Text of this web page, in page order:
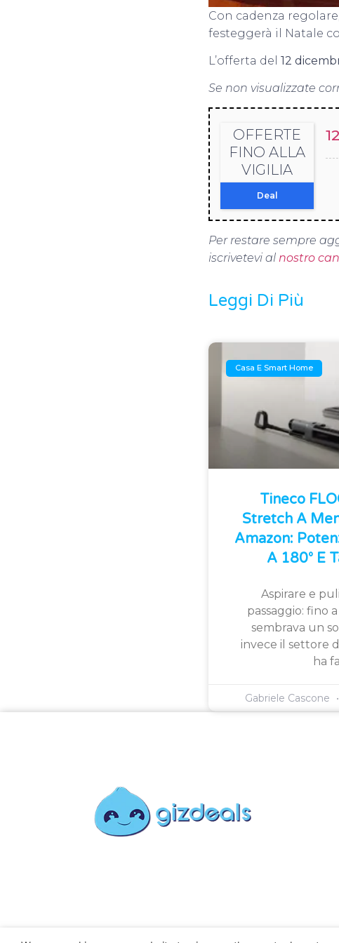
Con cadenza
festeggerà il Natale
L’offerta del 12
Se non visualizzate
OFFERTE
FINO ALLA
VIGILIA
Deal
Per restare sempre
iscrivetevi al nostro
Leggi Di Più
Casa E Smart Home
Tineco
Stretch A
Amazon:
A 180° E
Aspirare e
passaggio: fino
sembrava un
invece il settore
ha
Gabriele Cascone